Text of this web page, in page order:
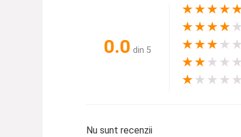
0.0 din 5
★★★★
★★★★ ★
★★★ ★ ★
★★ ★ ★ ★
★ ★ ★ ★ ★
Nu sunt recenzii